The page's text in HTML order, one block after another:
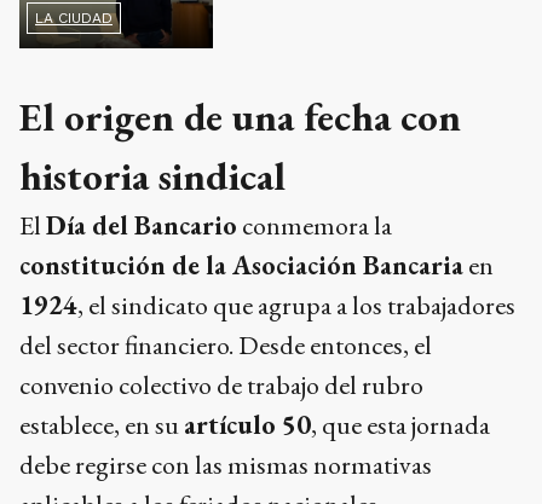
LA CIUDAD
El origen de una fecha con
historia sindical
ElDía del Bancario conmemora la
constitución de la Asociación Bancariaen
1924, el sindicato que agrupa a los trabajadores
del sector financiero. Desde entonces, el
convenio colectivo de trabajo del rubro
establece, en suartículo 50, que esta jornada
debe regirse con las mismas normativas